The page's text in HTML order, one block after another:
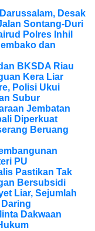
Desak
Sontang-Duri
Polres Inhil
dan
BKSDA Riau
Kera Liar
Polisi Ukui
Subur
Jembatan
Diperkuat
Beruang
PU
Pastikan Tak
Bersubsidi
Liar, Sejumlah
Dakwaan